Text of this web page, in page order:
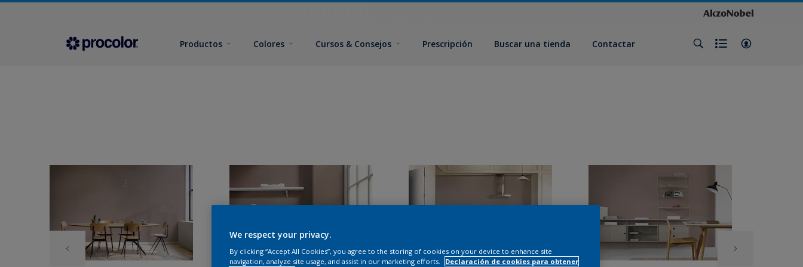
Productos Colores Cursos & Consejos Prescripción Buscar una tienda Contactar
We respect your privacy.
By clicking “Accept All Cookies”, you agree to the storing of cookies on your device to enhance site
navigation, analyze site usage, and assist in our marketing efforts.
Declaración de cookies para obtener